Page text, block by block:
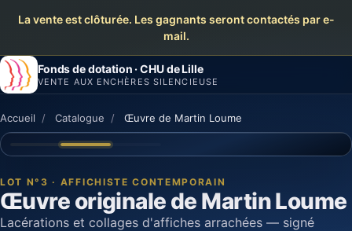
La vente est clôturée. Les gagnants seront contactés par e-
mail.
Fonds de dotation · CHU de Lille
VENTE AUX ENCHÈRES SILENCIEUSE
Accueil / Catalogue / Œuvre de Martin Loume
LOT UNIQUE · ENCHÈRE SILENCIEUSE
LOT N°3 · AFFICHISTE CONTEMPORAIN
Œuvre originale de Martin Loume
Lacérations et collages d'affiches arrachées — signé